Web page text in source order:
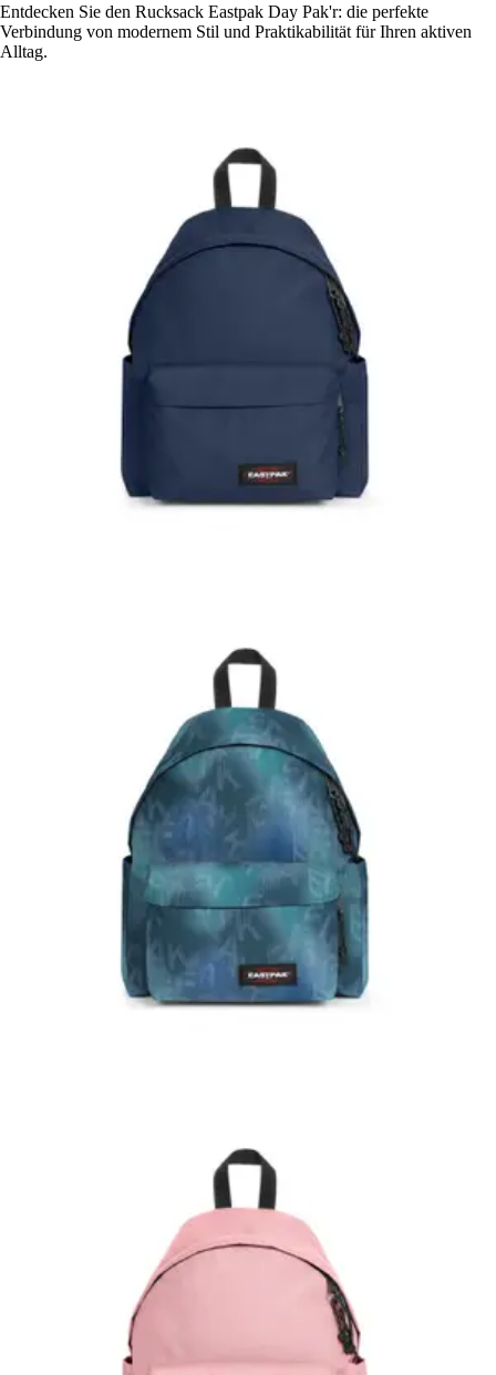
Entdecken Sie den Rucksack Eastpak Day Pak'r: die perfekte
Verbindung von modernem Stil und Praktikabilität für Ihren aktiven
Alltag.